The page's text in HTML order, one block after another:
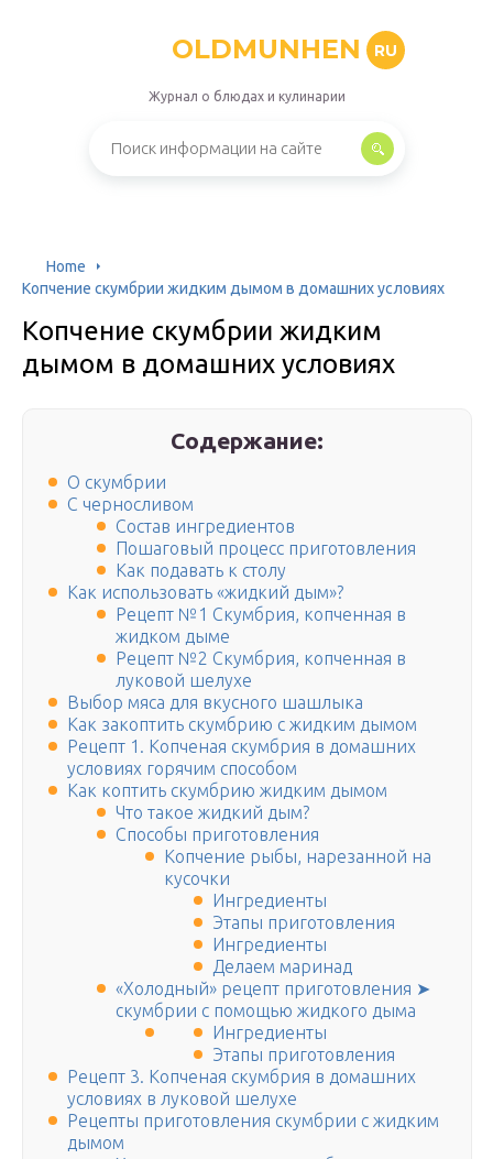
OLDMUNHEN RU
Журнал о блюдах и кулинарии
Home
Копчение скумбрии жидким дымом в домашних условиях
Копчение скумбрии жидким
дымом в домашних условиях
Содержание:
О скумбрии
С черносливом
Состав ингредиентов
Пошаговый процесс приготовления
Как подавать к столу
Как использовать «жидкий дым»?
Рецепт №1 Скумбрия, копченная в
жидком дыме
Рецепт №2 Скумбрия, копченная в
луковой шелухе
Выбор мяса для вкусного шашлыка
Как закоптить скумбрию с жидким дымом
Рецепт 1. Копченая скумбрия в домашних
условиях горячим способом
Как коптить скумбрию жидким дымом
Что такое жидкий дым?
Способы приготовления
Копчение рыбы, нарезанной на
кусочки
Ингредиенты
Этапы приготовления
Ингредиенты
Делаем маринад
«Холодный» рецепт приготовления ➤
скумбрии с помощью жидкого дыма
Ингредиенты
Этапы приготовления
Рецепт 3. Копченая скумбрия в домашних
условиях в луковой шелухе
Рецепты приготовления скумбрии с жидким
дымом